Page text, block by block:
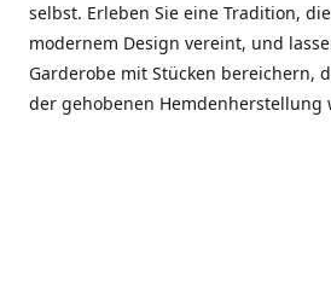
selbst. Erleben Sie eine Tradition,
modernem Design vereint, und
Garderobe mit Stücken bereichern,
der gehobenen Hemdenherstellung